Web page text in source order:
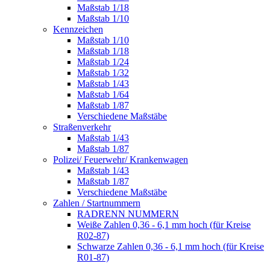
Maßstab 1/18
Maßstab 1/10
Kennzeichen
Maßstab 1/10
Maßstab 1/18
Maßstab 1/24
Maßstab 1/32
Maßstab 1/43
Maßstab 1/64
Maßstab 1/87
Verschiedene Maßstäbe
Straßenverkehr
Maßstab 1/43
Maßstab 1/87
Polizei/ Feuerwehr/ Krankenwagen
Maßstab 1/43
Maßstab 1/87
Verschiedene Maßstäbe
Zahlen / Startnummern
RADRENN NUMMERN
Weiße Zahlen 0,36 - 6,1 mm hoch (für Kreise
R02-87)
Schwarze Zahlen 0,36 - 6,1 mm hoch (für Kreise
R01-87)